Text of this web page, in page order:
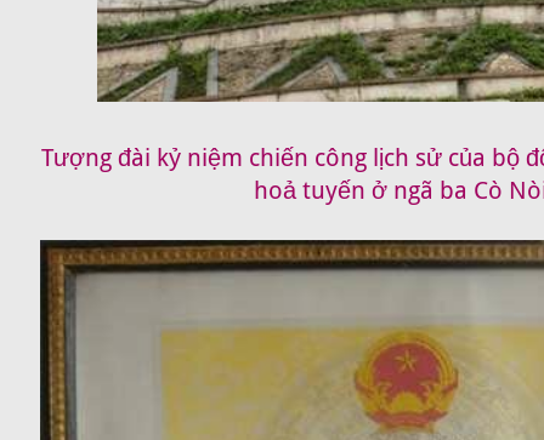
Tượng đài kỷ niệm chiến công lịch sử của bộ
hoả tuyến ở ngã ba Cò